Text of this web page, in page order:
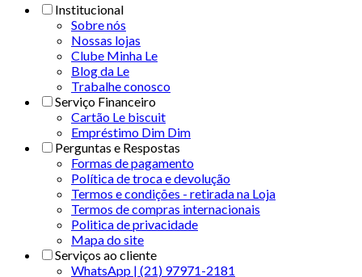
Institucional
Sobre nós
Nossas lojas
Clube Minha Le
Blog da Le
Trabalhe conosco
Serviço Financeiro
Cartão Le biscuit
Empréstimo Dim Dim
Perguntas e Respostas
Formas de pagamento
Política de troca e devolução
Termos e condições - retirada na Loja
Termos de compras internacionais
Politica de privacidade
Mapa do site
Serviços ao cliente
WhatsApp | (21) 97971-2181